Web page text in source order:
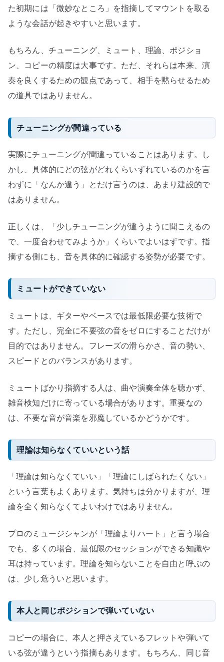
を
聴
め
に
へ
の
た初期には「微妙なところ」を指摘してマウントを取る
ような会話が起きやすいと思います。
もちろん、チューニング、ミュート、理論、ポジショ
ン、コピーの精度は大事です。ただ、それらは本来、演
奏を良くするための観点であって、相手を黙らせるため
の道具ではありません。
チューニングが間違っている
実際にチューニングが間違っていることはあります。し
かし、具体的にどの弦がどれくらいずれているのかを言
わずに「なんか違う」とだけ言うのは、あまり建設的で
はありません。
正しくは、「少しチューニングが違うように聞こえるの
で、一度合わせてみようか」くらいでよいはずです。指
摘する側にも、音を具体的に確認する姿勢が必要です。
ミュートができていない
ミュートは、ギターやベースでは最低限必要な技術で
す。ただし、完全に不要弦の音をゼロにすることだけが
目的ではありません。フレーズの滑らかさ、音の勢い、
スピードとのバランスがあります。
ミュートばかり指摘する人は、曲や演奏全体を聴かず、
雑音検知だけに寄っている場合があります。重要なの
は、不要な音が音楽を邪魔しているかどうかです。
理論は知らなくていいという話
「理論は知らなくていい」「理論にしばられたくない」
という言葉もよくあります。気持ちは分かりますが、理
論を全く知らなくてよいわけではありません。
プロのミュージシャンが「理論よりハート」と言う場合
でも、多くの場合、最低限のセッションができる知識や
耳は持っています。理論を知らないことを自由と呼ぶの
は、少し危ういと思います。
本人と同じポジションで弾いていない
コピーの場合に、本人と押さえているフレットや弾いて
いる弦が違うという指摘もあります。もちろん、同じ音